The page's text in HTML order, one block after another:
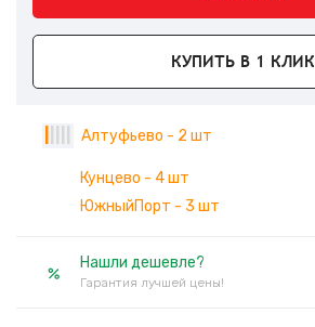
КУПИТЬ В 1 КЛИК
Алтуфьево - 2 шт
Кунцево - 4 шт
ЮжныйПорт - 3 шт
Нашли дешевле?
Гарантия лучшей цены!